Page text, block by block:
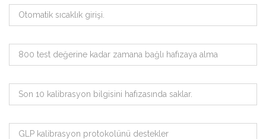
Otomatik sıcaklık girişi.
800 test değerine kadar zamana bağlı hafızaya alma
Son 10 kalibrasyon bilgisini hafızasında saklar.
GLP kalibrasyon protokolünü destekler